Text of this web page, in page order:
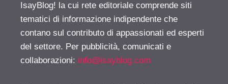
IsayBlog! la cui rete editoriale comprende siti
tematici di informazione indipendente che
contano sul contributo di appassionati ed esperti
del settore. Per pubblicità, comunicati e
collaborazioni: info@isayblog.com